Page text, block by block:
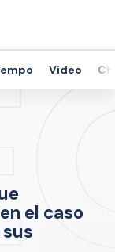
Video
el caso